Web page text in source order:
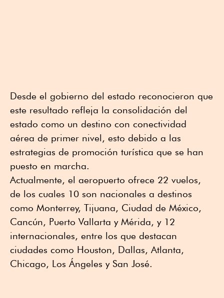
Desde el gobierno del estado reconocieron que
este resultado refleja la consolidación del
estado como un destino con conectividad
aérea de primer nivel, esto debido a las
estrategias de promoción turística que se han
puesto en marcha.
Actualmente, el aeropuerto ofrece 22 vuelos,
de los cuales 10 son nacionales a destinos
como Monterrey, Tijuana, Ciudad de México,
Cancún, Puerto Vallarta y Mérida, y 12
internacionales, entre los que destacan
ciudades como Houston, Dallas, Atlanta,
Chicago, Los Ángeles y San José.